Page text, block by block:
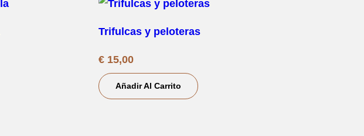
Trifulcas y peloteras
€15,00
Añadir Al Carrito